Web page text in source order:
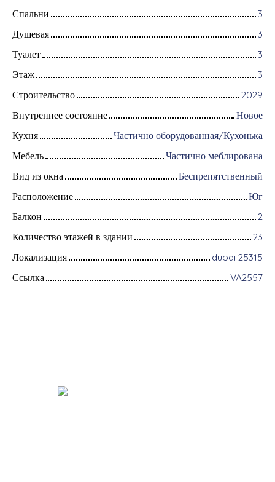
Спальни
3
Душевая
3
Туалет
3
Этаж
3
Строительство
2029
Внутреннее состояние
Новое
Кухня
Частично оборудованная/Кухонька
Мебель
Частично меблирована
Вид из окна
Беспрепятственный
Расположение
Юг
Балкон
2
Количество этажей в здании
23
Локализация
dubai 25315
Ссылка
VA2557